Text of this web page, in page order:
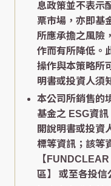
息政策並不表示
票市場，亦即基
所應承擔之風險
作而有所降低。
操作與本策略所
明書或投資人須
本公司所銷售的
基金之 ESG資
開說明書或投資
標等資訊；該等
【
區】
或至各投信